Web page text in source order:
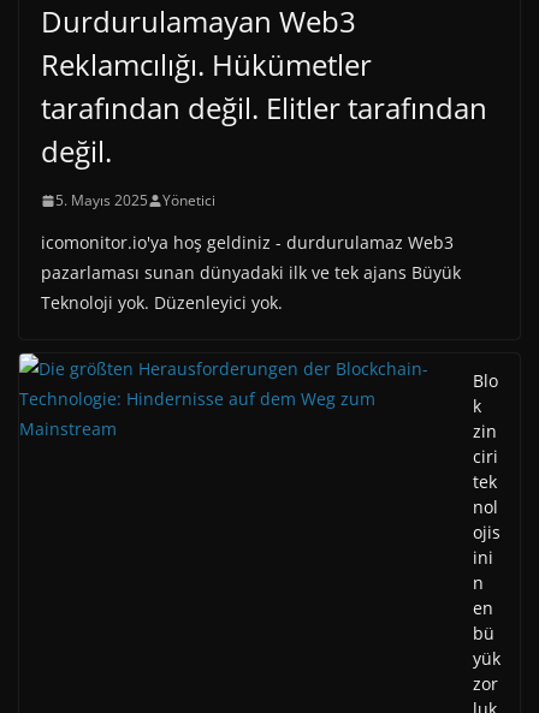
Durdurulamayan Web3
Reklamcılığı. Hükümetler
tarafından değil. Elitler tarafından
değil.
5. Mayıs 2025 Yönetici
icomonitor.io'ya hoş geldiniz - durdurulamaz Web3
pazarlaması sunan dünyadaki ilk ve tek ajans Büyük
Teknoloji yok. Düzenleyici yok.
Blo
k
zin
ciri
tek
nol
ojis
ini
n
en
bü
yük
zor